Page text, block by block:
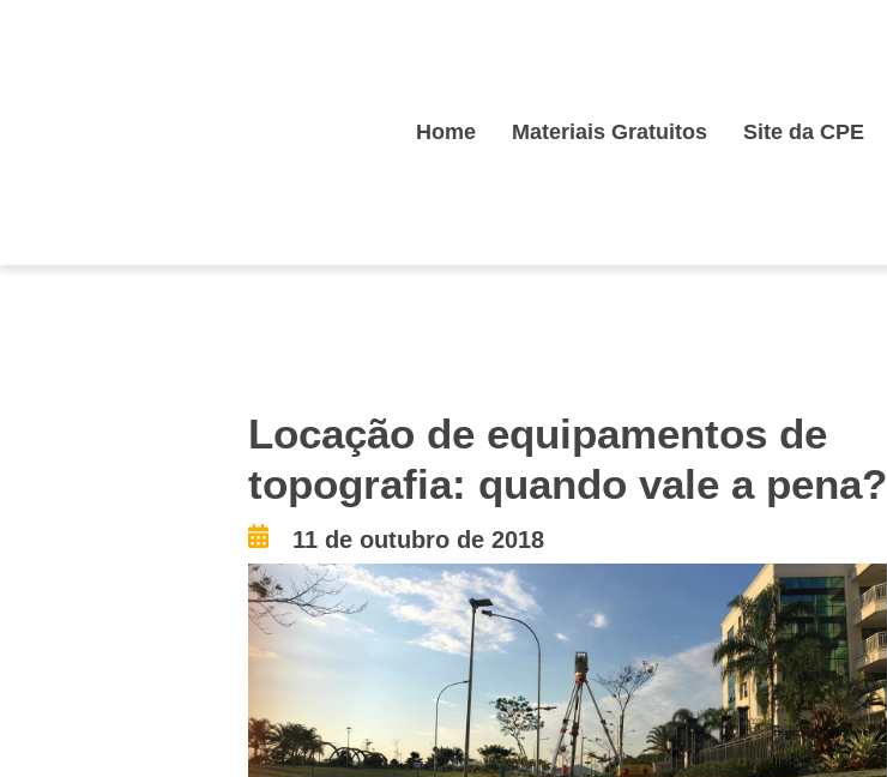
Home Materiais Gratuitos Site da CPE
Locação de equipamentos de
topografia: quando vale a pena?
11 de outubro de 2018